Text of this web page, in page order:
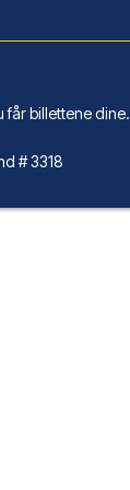
får billettene dine.
# 3318